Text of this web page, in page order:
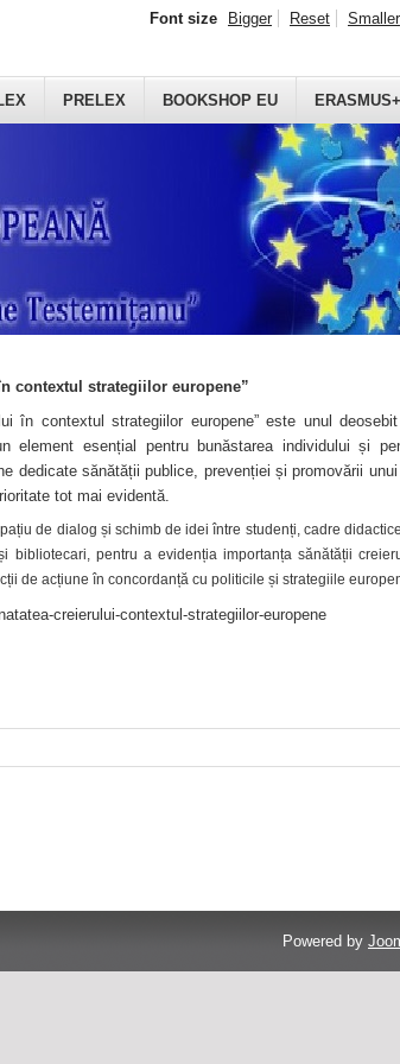
PRELEX BOOKSHOP EU ERASMUS+
Font size Bigger Reset Smaller
contextul strategiilor europene”
în contextul strategiilor europene” este unul
element esențial pentru bunăstarea individului și
dedicate sănătății publice, prevenției și promovării unui
tot mai evidentă.
de dialog și schimb de idei între studenți, cadre
bibliotecari, pentru a evidenția importanța sănătății
de acțiune în concordanță cu politicile și strategiile
creierului-contextul-strategiilor-europene
Powered by